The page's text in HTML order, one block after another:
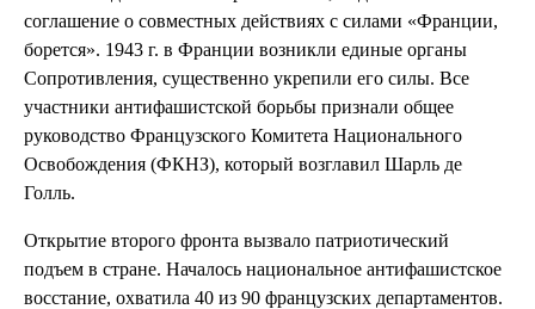
соглашение о совместных действиях с силами «Франции,
борется». 1943 г. в Франции возникли единые органы
Сопротивления, существенно укрепили его силы. Все
участники антифашистской борьбы признали общее
руководство Французского Комитета Национального
Освобождения (ФКНЗ), который возглавил Шарль де
Голль.
Открытие второго фронта вызвало патриотический
подъем в стране. Началось национальное антифашистское
восстание, охватила 40 из 90 французских департаментов.